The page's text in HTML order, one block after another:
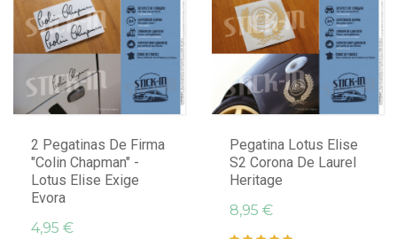
2 Pegatinas De Firma
"Colin Chapman" -
Lotus Elise Exige
Evora
4,95 €
Pegatina Lotus Elise
S2 Corona De Laurel
Heritage
8,95 €